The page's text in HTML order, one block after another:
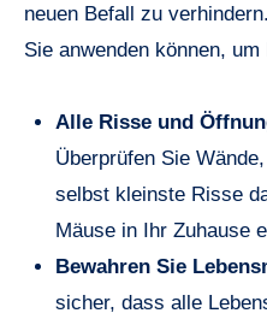
neuen Befall zu
Sie anwenden können,
Alle Risse und
Überprüfen Sie
selbst kleinste Risse
Mäuse in Ihr Zuhause
Bewahren Sie
sicher, dass alle